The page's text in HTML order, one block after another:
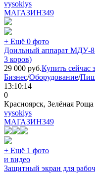
vysokiys
МАГАЗИН349
+ Ещё 0 фото
Доильный аппарат МДУ-8
3 коров)
29 000 руб.Купить сейчас
Бизнес/Оборудование/
13:10:14
0
Красноярск, Зелёная Роща
vysokiys
МАГАЗИН349
+ Ещё 1 фото
и видео
Защитный экран для